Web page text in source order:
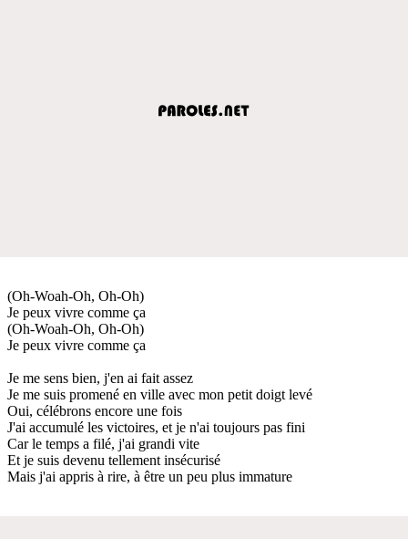
(Oh-Woah-Oh, Oh-Oh)
Je peux vivre comme ça
(Oh-Woah-Oh, Oh-Oh)
Je peux vivre comme ça
Je me sens bien, j'en ai fait assez
Je me suis promené en ville avec mon petit doigt levé
Oui, célébrons encore une fois
J'ai accumulé les victoires, et je n'ai toujours pas fini
Car le temps a filé, j'ai grandi vite
Et je suis devenu tellement insécurisé
Mais j'ai appris à rire, à être un peu plus immature